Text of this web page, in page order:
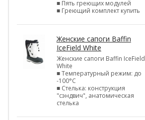
■ Пять греющих модулей
■ Греющий комплект купить
Женские сапоги Baffin
IceField White
Женские сапоги Baffin IceField
White
■ Температурный режим: до
-100°C
■ Стелька: конструкция
"сэндвич", анатомическая
стелька